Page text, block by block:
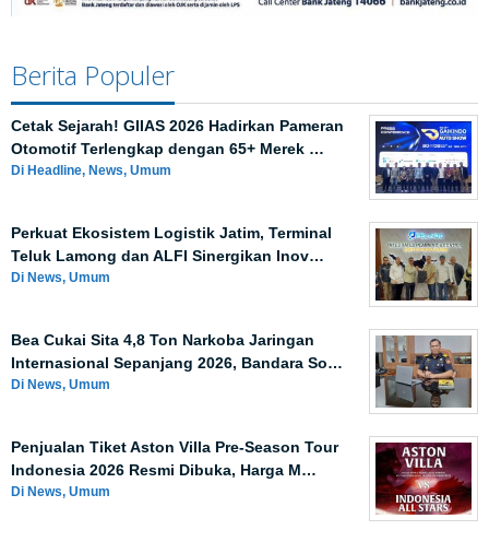
Berita Populer
Cetak Sejarah! GIIAS 2026 Hadirkan Pameran
Otomotif Terlengkap dengan 65+ Merek …
Di Headline, News, Umum
Perkuat Ekosistem Logistik Jatim, Terminal
Teluk Lamong dan ALFI Sinergikan Inov…
Di News, Umum
Bea Cukai Sita 4,8 Ton Narkoba Jaringan
Internasional Sepanjang 2026, Bandara So…
Di News, Umum
Penjualan Tiket Aston Villa Pre-Season Tour
Indonesia 2026 Resmi Dibuka, Harga M…
Di News, Umum